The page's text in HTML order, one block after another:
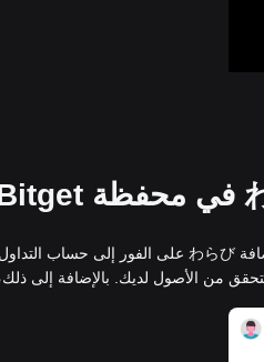
من الأصول لديك. بالإضافة إلى ذلك،